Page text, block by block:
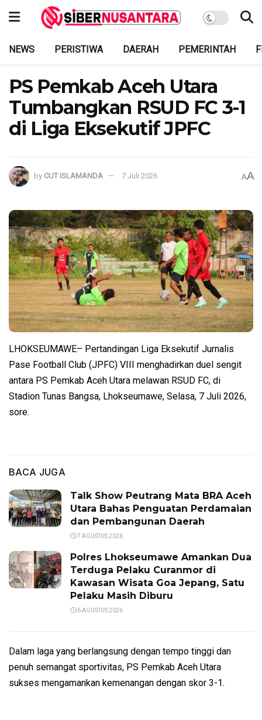
NEWS PERISTIWA DAERAH PEMERINTAH
PS Pemkab Aceh Utara
Tumbangkan RSUD FC 3-1
di Liga Eksekutif JPFC
by CUT ISLAMANDA 7 Juli 2026 AA
LHOKSEUMAWE– Pertandingan Liga Eksekutif Jurnalis
Pase Football Club (JPFC) VIII menghadirkan duel sengit
antara PS Pemkab Aceh Utara melawan RSUD FC, di
Stadion Tunas Bangsa, Lhokseumawe, Selasa, 7 Juli 2026,
sore.
BACA JUGA
Talk Show Peutrang Mata BRA Aceh
Utara Bahas Penguatan Perdamaian
dan Pembangunan Daerah
7 AGUSTUS 2026
Polres Lhokseumawe Amankan Dua
Terduga Pelaku Curanmor di
Kawasan Wisata Goa Jepang, Satu
Pelaku Masih Diburu
6 AGUSTUS 2026
Dalam laga yang berlangsung dengan tempo tinggi dan
penuh semangat sportivitas, PS Pemkab Aceh Utara
sukses mengamankan kemenangan dengan skor 3-1.